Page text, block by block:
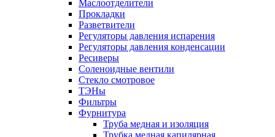
Маслоотделители
Прокладки
Разветвители
Регуляторы давления испарения
Регуляторы давления конденсации
Ресиверы
Соленоидные вентили
Стекло смотровое
ТЭНы
Фильтры
Фурнитура
Труба медная и изоляция
Трубка медная капилярная